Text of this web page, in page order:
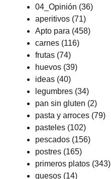
04_Opinión (36)
aperitivos (71)
Apto para (458)
carnes (116)
frutas (74)
huevos (39)
ideas (40)
legumbres (34)
pan sin gluten (2)
pasta y arroces (79)
pasteles (102)
pescados (156)
postres (165)
primeros platos (343)
quesos (14)